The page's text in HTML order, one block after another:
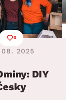
0
08. 2025
DIY